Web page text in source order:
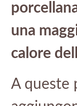
una
calore
A queste